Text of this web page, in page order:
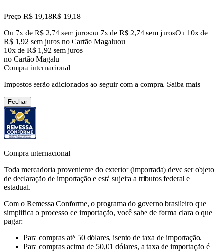
Preço R$ 19,18R$ 19,18
Ou 7x de R$ 2,74 sem jurosou 7x de R$ 2,74 sem jurosOu 10x de
R$ 1,92 sem juros no Cartão Magaluou
10x de R$ 1,92 sem juros
no Cartão Magalu
Compra internacional
Impostos serão adicionados ao seguir com a compra. Saiba mais
Fechar
Compra internacional
Toda mercadoria proveniente do exterior (importada) deve ser objeto
de declaração de importação e está sujeita a tributos federal e
estadual.
Com o Remessa Conforme, o programa do governo brasileiro que
simplifica o processo de importação, você sabe de forma clara o que
pagar:
Para compras até 50 dólares, isento de taxa de importação.
Para compras acima de 50,01 dólares, a taxa de importação é